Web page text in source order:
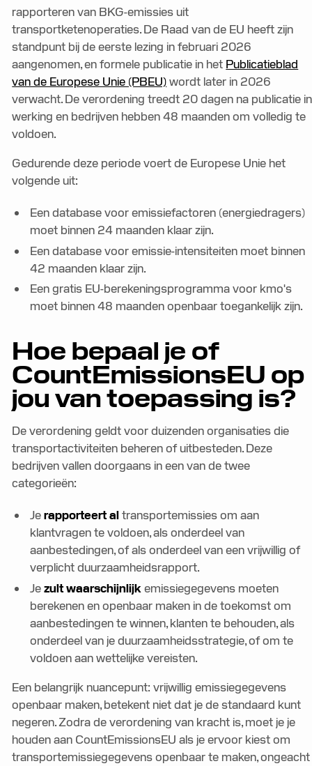
rapporteren van BKG-emissies uit
transportketenoperaties. De Raad van de EU heeft zijn
standpunt bij de eerste lezing in februari 2026
aangenomen, en formele publicatie in het Publicatieblad
van de Europese Unie (PBEU)wordt later in 2026
verwacht. De verordening treedt 20 dagen na publicatie in
werking en bedrijven hebben 48 maanden om volledig te
voldoen.
Gedurende deze periode voert de Europese Unie het
volgende uit:
Een database voor emissiefactoren (energiedragers)
moet binnen 24 maanden klaar zijn.
Een database voor emissie-intensiteiten moet binnen
42 maanden klaar zijn.
Een gratis EU-berekeningsprogramma voor kmo's
moet binnen 48 maanden openbaar toegankelijk zijn.
Hoe bepaal je of
CountEmissionsEU op
jou van toepassing is?
De verordening geldt voor duizenden organisaties die
transportactiviteiten beheren of uitbesteden. Deze
bedrijven vallen doorgaans in een van de twee
categorieën:
Jerapporteert altransportemissies om aan
klantvragen te voldoen, als onderdeel van
aanbestedingen, of als onderdeel van een vrijwillig of
verplicht duurzaamheidsrapport.
Jezult waarschijnlijkemissiegegevens moeten
berekenen en openbaar maken in de toekomst om
aanbestedingen te winnen, klanten te behouden, als
onderdeel van je duurzaamheidsstrategie, of om te
voldoen aan wettelijke vereisten.
Een belangrijk nuancepunt: vrijwillig emissiegegevens
openbaar maken, betekent niet dat je de standaard kunt
negeren. Zodra de verordening van kracht is, moet je je
houden aan CountEmissionsEU als je ervoor kiest om
transportemissiegegevens openbaar te maken, ongeacht